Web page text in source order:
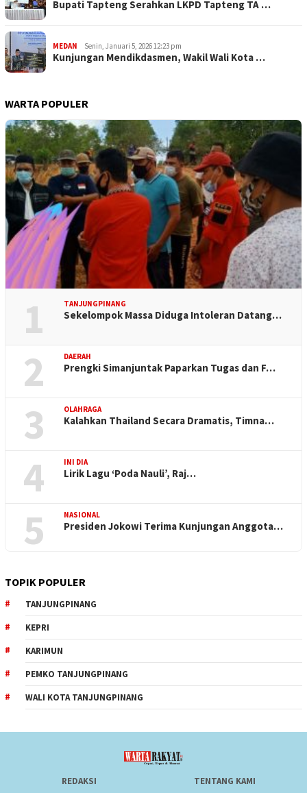
Bupati Tapteng Serahkan LKPD Tapteng TA …
MEDAN Senin, Januari 5, 2026 12:23 pm
Kunjungan Mendikdasmen, Wakil Wali Kota …
WARTA POPULER
1 TANJUNGPINANG
Sekelompok Massa Diduga Intoleran Datang…
2 DAERAH
Prengki Simanjuntak Paparkan Tugas dan F…
3 OLAHRAGA
Kalahkan Thailand Secara Dramatis, Timna…
4 INI DIA
Lirik Lagu ‘Poda Nauli’, Raj…
5 NASIONAL
Presiden Jokowi Terima Kunjungan Anggota…
TOPIK POPULER
TANJUNGPINANG
KEPRI
KARIMUN
PEMKO TANJUNGPINANG
WALI KOTA TANJUNGPINANG
REDAKSI TENTANG KAMI